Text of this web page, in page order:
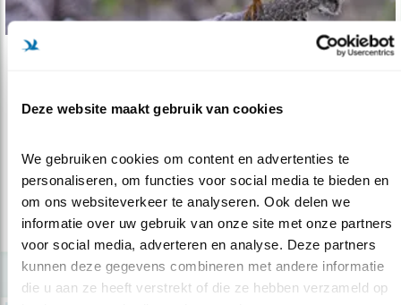
Deze website maakt gebruik van cookies
We gebruiken cookies om content en advertenties te
personaliseren, om functies voor social media te bieden en
om ons websiteverkeer te analyseren. Ook delen we
informatie over uw gebruik van onze site met onze partners
voor social media, adverteren en analyse. Deze partners
kunnen deze gegevens combineren met andere informatie
die u aan ze heeft verstrekt of die ze hebben verzameld op